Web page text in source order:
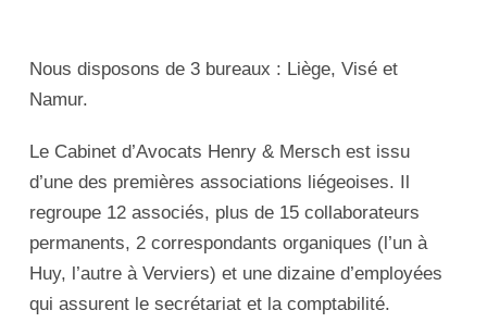
Nous disposons de 3 bureaux : Liège, Visé et
Namur.
Le Cabinet d’Avocats Henry & Mersch est issu
d’une des premières associations liégeoises. Il
regroupe 12 associés, plus de 15 collaborateurs
permanents, 2 correspondants organiques (l’un à
Huy, l’autre à Verviers) et une dizaine d’employées
qui assurent le secrétariat et la comptabilité.